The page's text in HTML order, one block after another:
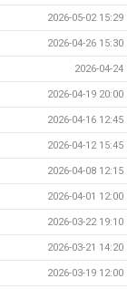
2026-05-02 15:29
2026-04-26 15:30
2026-04-24
2026-04-19 20:00
2026-04-16 12:45
2026-04-12 15:45
2026-04-08 12:15
2026-04-01 12:00
2026-03-22 19:10
2026-03-21 14:20
2026-03-19 12:00